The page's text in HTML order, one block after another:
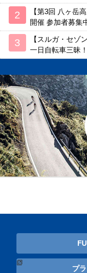
【第3回 八ヶ岳
開催 参加者募集
【スルガ・セゾ
一日自転車三昧！
プ